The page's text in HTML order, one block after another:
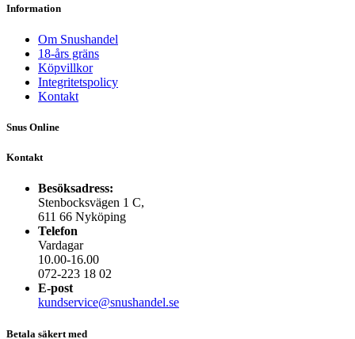
Information
Om Snushandel
18-års gräns
Köpvillkor
Integritetspolicy
Kontakt
Snus Online
Kontakt
Besöksadress:
Stenbocksvägen 1 C,
611 66 Nyköping
Telefon
Vardagar
10.00-16.00
072-223 18 02
E-post
kundservice@snushandel.se
Betala säkert med